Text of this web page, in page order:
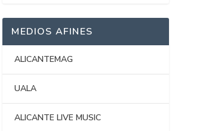
MEDIOS AFINES
ALICANTEMAG
UALA
ALICANTE LIVE MUSIC